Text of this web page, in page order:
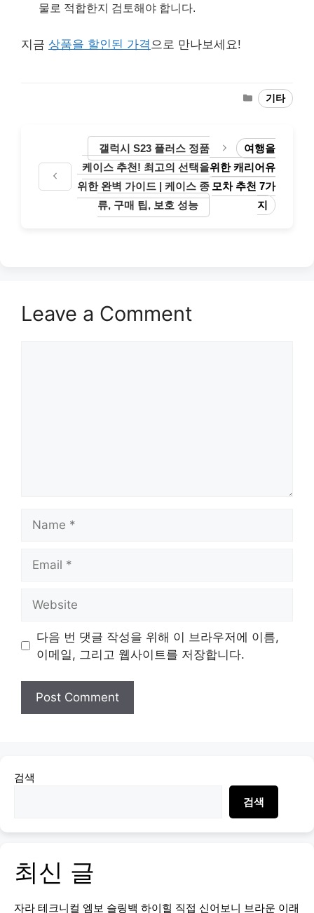
물로 적합한지 검토해야 합니다.
지금 상품을 할인된 가격으로 만나보세요!
Categories
기타
갤럭시 S23 플러스 정품
케이스 추천! 최고의 선택을
위한 완벽 가이드 | 케이스 종
류, 구매 팁, 보호 성능
여행을
위한 캐리어유
모차 추천 7가
지
Leave a Comment
다음 번 댓글 작성을 위해 이 브라우저에 이름,
이메일, 그리고 웹사이트를 저장합니다.
검색
검색
최신 글
자라 테크니컬 엠보 슬링백 하이힐 직접 신어보니 브라운 이래